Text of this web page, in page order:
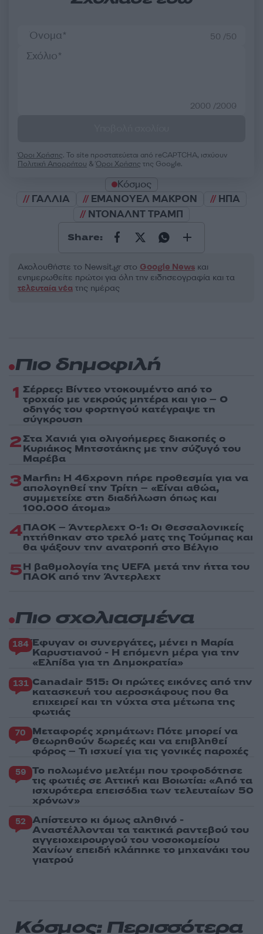
50 /50
2000 /2000
Όροι Χρήσης. Το site προστατεύεται από reCAPTCHA, ισχύουν
Πολιτική Απορρήτου &Όροι Χρήσης της Google.
Κόσμος
ΓΑΛΛΙΑ
ΕΜΑΝΟΥΕΛ ΜΑΚΡΟΝ
ΗΠΑ
ΝΤΟΝΑΛΝΤ ΤΡΑΜΠ
Share:
Ακολουθήστε το Νewsit.gr στο Google News και
ενημερωθείτε πρώτοι για όλη την ειδησεογραφία και τα
τελευταία νέα της ημέρας
Πιο δημοφιλή
1 Σέρρες: Βίντεο ντοκουμέντο από το
τροχαίο με νεκρούς μητέρα και γιο – Ο
οδηγός του φορτηγού κατέγραψε τη
σύγκρουση
2Στα Χανιά για ολιγοήμερες διακοπές ο
Κυριάκος Μητσοτάκης με την σύζυγό του
Μαρέβα
3Marfin: Η 46χρονη πήρε προθεσμία για να
απολογηθεί την Τρίτη – «Είναι αθώα,
συμμετείχε στη διαδήλωση όπως και
100.000 άτομα»
4ΠΑΟΚ – Άντερλεχτ 0-1: Οι Θεσσαλονικείς
ηττήθηκαν στο τρελό ματς της Τούμπας και
θα ψάξουν την ανατροπή στο Βέλγιο
5Η βαθμολογία της UEFA μετά την ήττα του
ΠΑΟΚ από την Άντερλεχτ
Πιο σχολιασμένα
184 Έφυγαν οι συνεργάτες, μένει η Μαρία
Καρυστιανού - Η επόμενη μέρα για την
«Ελπίδα για τη Δημοκρατία»
131 Canadair 515: Οι πρώτες εικόνες από την
κατασκευή του αεροσκάφους που θα
επιχειρεί και τη νύχτα στα μέτωπα της
φωτιάς
70 Μεταφορές χρημάτων: Πότε μπορεί να
θεωρηθούν δωρεές και να επιβληθεί
φόρος – Τι ισχυεί για τις γονικές παροχές
59 Το πολωμένο μελτέμι που τροφοδότησε
τις φωτιές σε Αττική και Βοιωτία: «Από τα
ισχυρότερα επεισόδια των τελευταίων 50
χρόνων»
52 Απίστευτο κι όμως αληθινό -
Aναστέλλονται τα τακτικά ραντεβού του
αγγειοχειρουργού του νοσοκομείου
Χανίων επειδή κλάπηκε το μηχανάκι του
γιατρού
Κόσμος: Περισσότερα